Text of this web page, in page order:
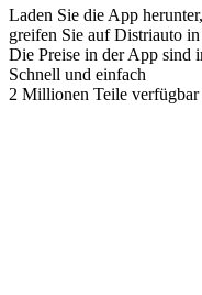
Laden Sie die App
greifen Sie auf Distriauto
Die Preise in der App sind
Schnell und einfach
2 Millionen Teile verfügbar